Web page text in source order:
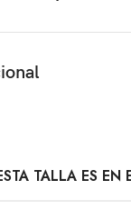
TALLA ES EN